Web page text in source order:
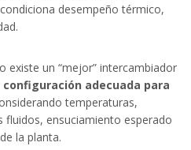
desempeño térmico,
existe un “mejor” intercambiador
configuración adecuada para
temperaturas,
fluidos, ensuciamiento esperado
la planta.